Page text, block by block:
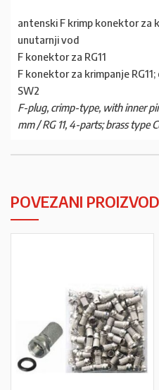
antenski F krimp konektor za
unutarnji vod
F konektor za RG11
F konektor za krimpanje
SW2
F-plug, crimp-type, with inner
mm / RG 11, 4-parts; brass type
POVEZANI